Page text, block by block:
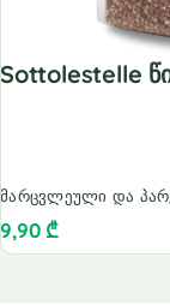
Sottolestelle
მარცვლეული და
9,90 ₾